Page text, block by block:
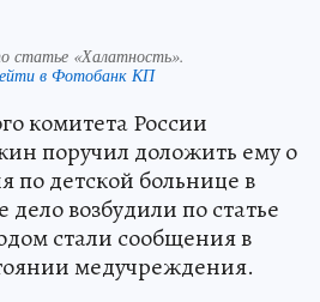
статье «Халатность».
в Фотобанк КП
комитета России
поручил доложить ему о
по детской больнице в
возбудили по статье
стали сообщения в
медучреждения.